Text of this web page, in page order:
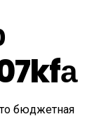
бюджетная